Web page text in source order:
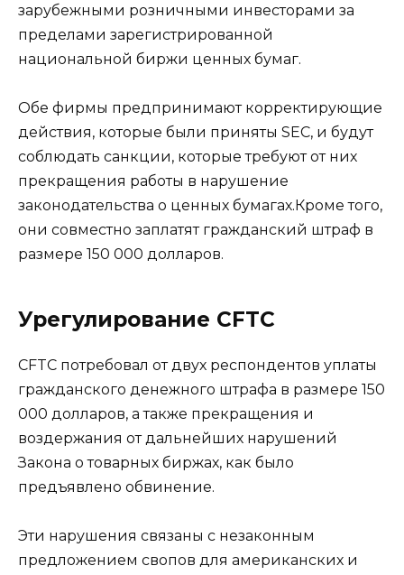
зарубежными розничными инвесторами за
пределами зарегистрированной
национальной биржи ценных бумаг.
Обе фирмы предпринимают корректирующие
действия, которые были приняты SEC, и будут
соблюдать санкции, которые требуют от них
прекращения работы в нарушение
законодательства о ценных бумагах.Кроме того,
они совместно заплатят гражданский штраф в
размере 150 000 долларов.
Урегулирование CFTC
CFTC потребовал от двух респондентов уплаты
гражданского денежного штрафа в размере 150
000 долларов, а также прекращения и
воздержания от дальнейших нарушений
Закона о товарных биржах, как было
предъявлено обвинение.
Эти нарушения связаны с незаконным
предложением свопов для американских и